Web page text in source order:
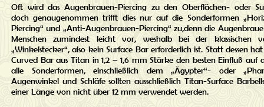
Oft wird das Augenbrauen-Piercing zu den Oberflächen- oder
doch genaugenommen trifft dies nur auf die Sonderformen
Piercing“ und „Anti-Augenbrauen-Piercing“ zu,denn die
Menschen zumindest leicht vor, weshalb bei der klassischen
„Winkelstecker“, also kein Surface Bar erforderlich ist. Statt dessen
Curved Bar aus Titan in 1,2 – 1,6 mm Stärke den besten Einfluß auf
alle Sonderformen, einschließlich dem „Ägypter“- oder
Augenwinkel und Schläfe sollten ausschließlich Titan-Surface
einer Länge von nicht über 12 mm verwendet werden.